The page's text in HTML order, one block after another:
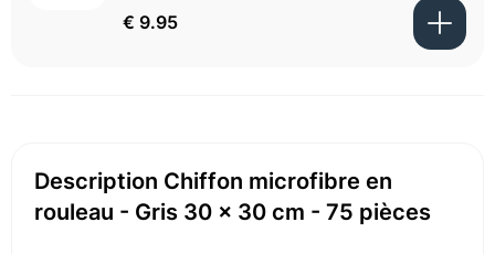
€ 9.95
Description Chiffon microfibre en
rouleau - Gris 30 x 30 cm - 75 pièces